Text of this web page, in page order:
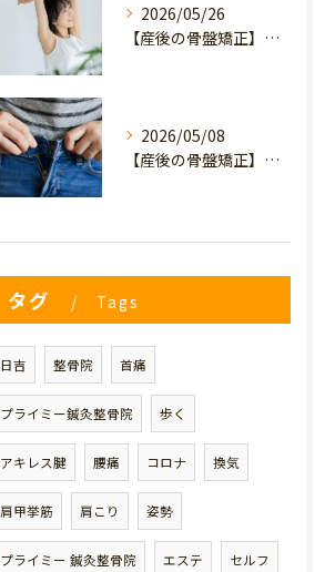
2026/05/26
【産後の骨盤矯正】産後の原因不明なイライラ・疲れやすさは骨盤のせい？心と体を軽くするヒント
2026/05/08
【産後の骨盤矯正】妊娠前のデニムが履けない…
タグ Tags
日吉 整骨院 首痛
プライミー鍼灸整骨院 歩く
アキレス腱 腰痛 コロナ 換気
肩甲挙筋 肩こり 姿勢
プライミー 鍼灸整骨院 エステ セルフ